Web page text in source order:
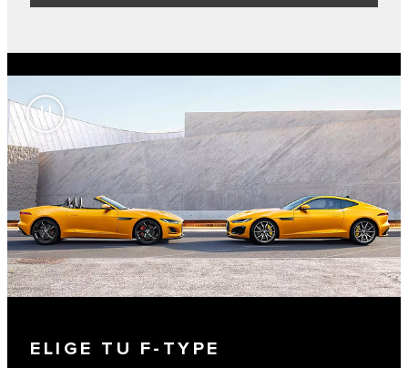
ELIGE TU F-TYPE